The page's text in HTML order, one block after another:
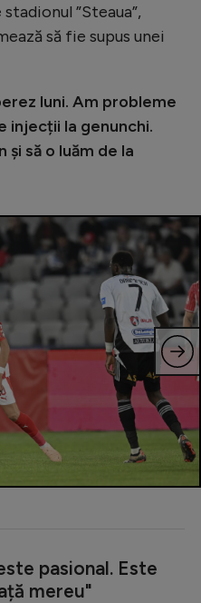
”Steaua”,
să fie supus unei
luni. Am probleme
injecții la genunchi.
și să o luăm de la
pasional. Este
mereu"